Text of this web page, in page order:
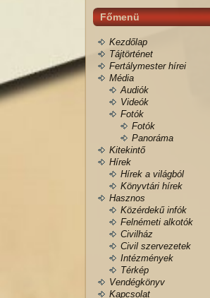
Főmenü
Kezdőlap
Tájtörténet
Fertálymester hírei
Média
Audiók
Videók
Fotók
Fotók
Panoráma
Kitekintő
Hírek
Hírek a világból
Könyvtári hírek
Hasznos
Közérdekű infók
Felnémeti alkotók
Civilház
Civil szervezetek
Intézmények
Térkép
Vendégkönyv
Kapcsolat